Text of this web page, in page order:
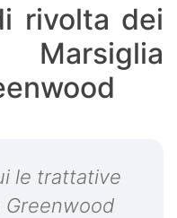
rivolta dei
le trattative
Greenwood